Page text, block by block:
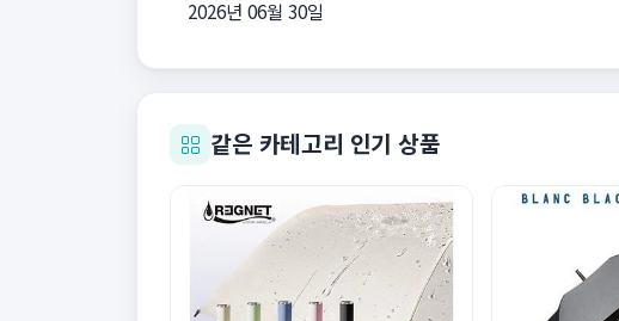
2026년 06월 30일
같은 카테고리 인기 상품